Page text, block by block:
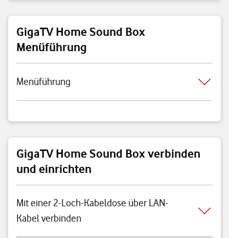
GigaTV Home Sound Box
Menüführung
Menüführung
GigaTV Home Sound Box verbinden
und einrichten
Mit einer 2-Loch-Kabeldose über LAN-
Kabel verbinden